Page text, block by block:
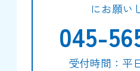
にお願い
045-
受付時間：平